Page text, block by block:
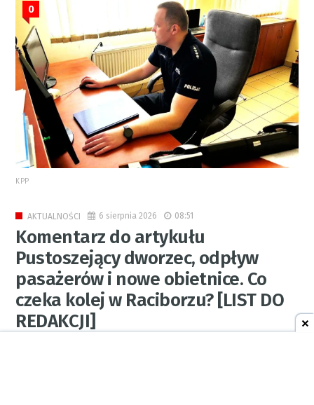
0
KPP
AKTUALNOŚCI 6 sierpnia 2026 08:51
Komentarz do artykułu
Pustoszejący dworzec, odpływ
pasażerów i nowe obietnice. Co
czeka kolej w Raciborzu? [LIST DO
REDAKCJI]